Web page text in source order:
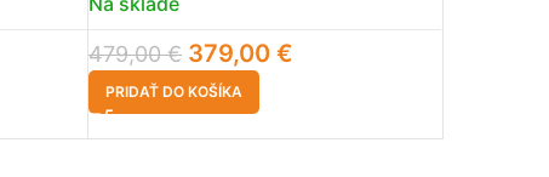
479,00€ 379,00 €
PRIDAŤ DO KOŠÍKA